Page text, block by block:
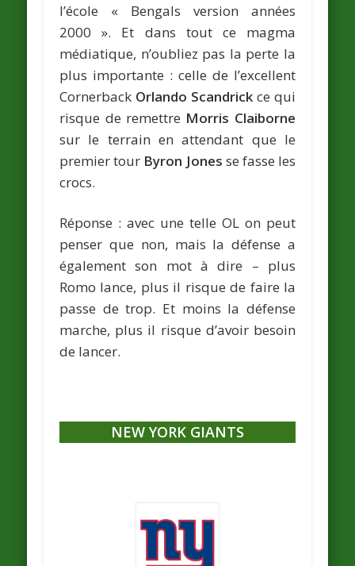
l’école « Bengals version années
2000 ». Et dans tout ce magma
médiatique, n’oubliez pas la perte la
plus importante : celle de l’excellent
Cornerback Orlando Scandrick ce qui
risque de remettre Morris Claiborne
sur le terrain en attendant que le
premier tour Byron Jones se fasse les
crocs.
Réponse : avec une telle OL on peut
penser que non, mais la défense a
également son mot à dire – plus
Romo lance, plus il risque de faire la
passe de trop. Et moins la défense
marche, plus il risque d’avoir besoin
de lancer.
NEW YORK GIANTS